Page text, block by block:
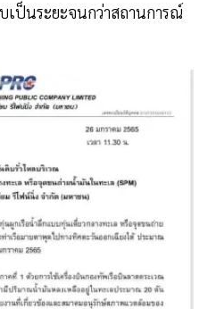
เป็นระยะจนกว่าสถานการณ์